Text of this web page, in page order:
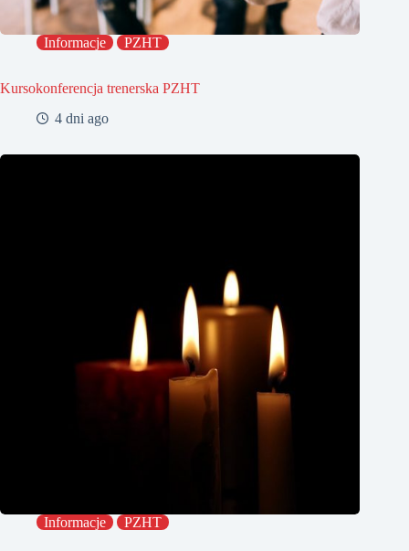
Informacje PZHT
Kursokonferencja trenerska PZHT
4 dni ago
Informacje PZHT